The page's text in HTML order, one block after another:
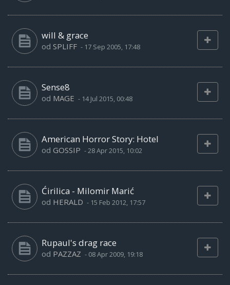
will & grace
od SPLIFF - 17 Sep 2005, 17:48
Sense8
od MAGE - 14 Jul 2015, 00:48
American Horror Story: Hotel
od GOSSIP -28 Apr 2015, 10:02
Ćirilica - Milomir Marić
od HERALD - 15 Feb 2012, 17:57
Rupaul's drag race
od PAZZAZ - 08 Apr 2009, 19:18